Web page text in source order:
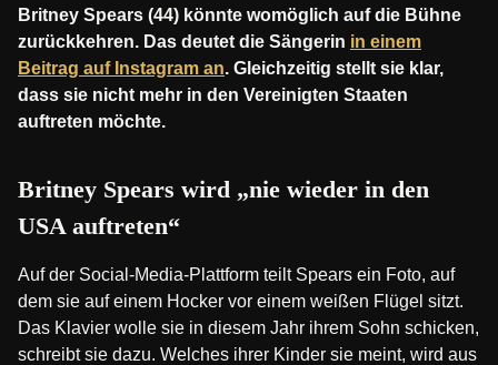
Britney Spears (44) könnte womöglich auf die Bühne
zurückkehren. Das deutet die Sängerin in einem
Beitrag auf Instagram an. Gleichzeitig stellt sie klar,
dass sie nicht mehr in den Vereinigten Staaten
auftreten möchte.
Britney Spears wird „nie wieder in den
USA auftreten“
Auf der Social-Media-Plattform teilt Spears ein Foto, auf
dem sie auf einem Hocker vor einem weißen Flügel sitzt.
Das Klavier wolle sie in diesem Jahr ihrem Sohn schicken,
schreibt sie dazu. Welches ihrer Kinder sie meint, wird aus